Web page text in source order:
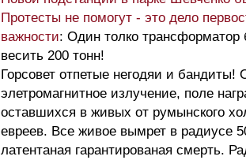
Протесты не помогут - это дело
важности: Один толко трансформатор
весить 200 тонн!
Горсовет отпетые негодяи и бандиты!
элетромагнитное излучение, поле
оставшихся в живых от румынского
евреев. Все живое вымрет в радиусе
латентаная гарантированая смерть.